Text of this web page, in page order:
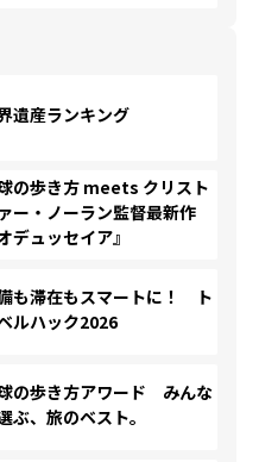
遺産ランキング
の歩き方 meets クリスト
ー・ノーラン監督最新作
デュッセイア』
も滞在もスマートに！ ト
ルハック2026
の歩き方アワード みんな
ぶ、旅のベスト。